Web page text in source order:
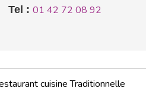
Tel : 01 42 72 08 92
cuisine Traditionnelle